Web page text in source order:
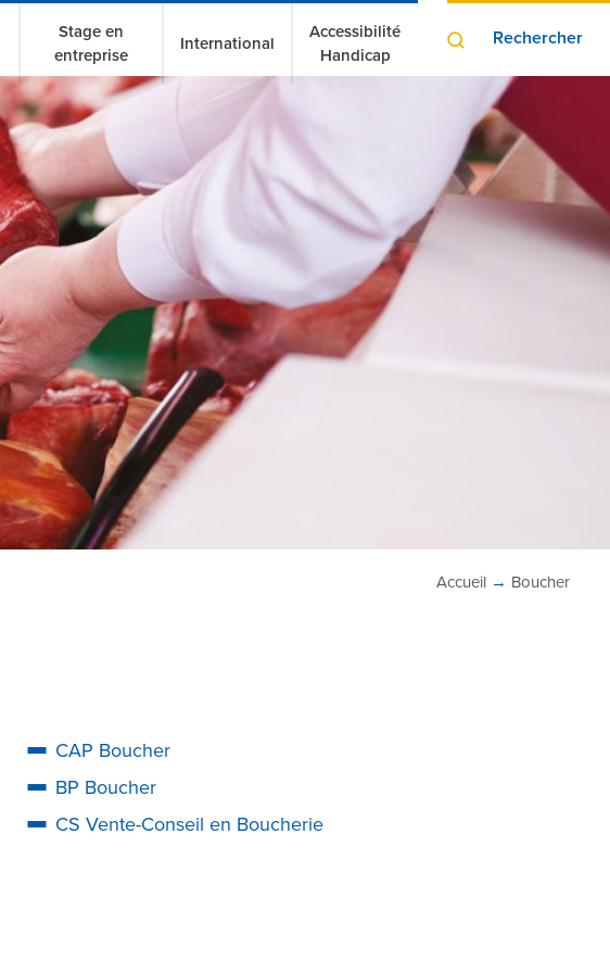
Stage en
entreprise
International
Accessibilité
Handicap
Rechercher
Accueil→ Boucher
CAP Boucher
BP Boucher
CSVente-Conseil en Boucherie